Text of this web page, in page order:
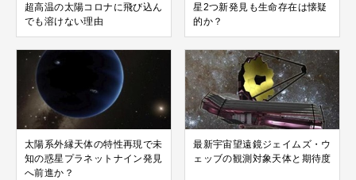
超高温の太陽コロナに飛び込ん
でも溶けない理由
星2つ新発見も生命存在は懐疑
的か？
太陽系外縁天体の特性再現で未
知の惑星プラネットナイン発見
へ前進か？
最新宇宙望遠鏡ジェイムズ・ウ
ェッブの観測対象天体と期待度